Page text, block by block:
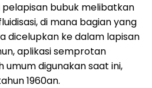
bubuk melibatkan
di mana bagian yang
dicelupkan ke dalam lapisan
aplikasi semprotan
digunakan saat ini,
1960an.